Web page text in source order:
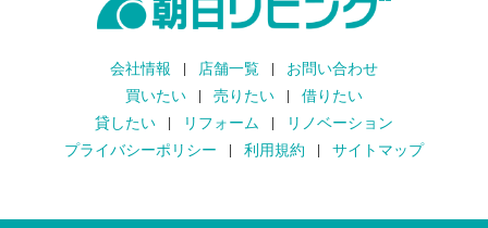
会社情報 店舗一覧
お問い合わせ
買いたい
売りたい
借りたい
貸したい
リフォーム
リノベーション
プライバシーポリシー
利用規約 サイトマップ